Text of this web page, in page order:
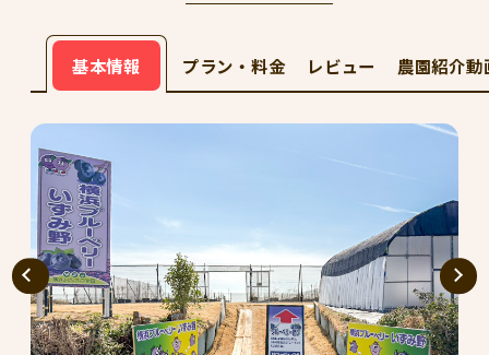
基本情報 プラン・料金 レビュー 農園紹介動